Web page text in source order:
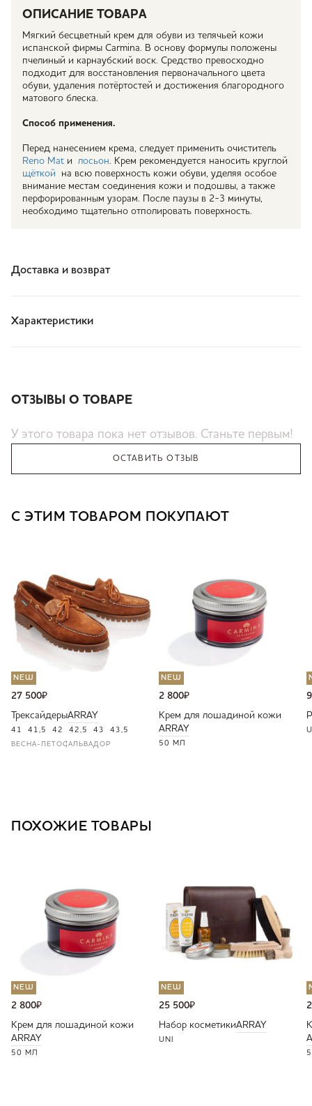
ОПИСАНИЕ ТОВАРА
Мягкий бесцветный крем для обуви из телячьей кожи
испанской фирмы Carmina. В основу формулы положены
пчелиный и карнаубский воск. Средство превосходно
подходит для восстановления первоначального цвета
обуви, удаления потёртостей и достижения благородного
матового блеска.
Способ применения.
Перед нанесением крема, следует применить очиститель
Reno Mat и лосьон. Крем рекомендуется наносить круглой
щёткой на всю поверхность кожи обуви, уделяя особое
внимание местам соединения кожи и подошвы, а также
перфорированным узорам. После паузы в 2-3 минуты,
необходимо тщательно отполировать поверхность.
Доставка и возврат
Характеристики
ОТЗЫВЫ О ТОВАРЕ
У этого товара пока нет отзывов. Станьте первым!
ОСТАВИТЬ ОТЗЫВ
С ЭТИМ ТОВАРОМ ПОКУПАЮТ
NEW
27 500₽
ТрексайдерыARRAY
41 41,5 42 42,5 43 43,5
ВЕСНА-ЛЕТОСАЛЬВАДОР
NEW
2 800₽
Крем для лошадиной кожи
ARRAY
50 МЛ
ПОХОЖИЕ ТОВАРЫ
NEW
2 800₽
Крем для лошадиной кожи
ARRAY
50 МЛ
NEW
25 500₽
Набор косметикиARRAY
UNI